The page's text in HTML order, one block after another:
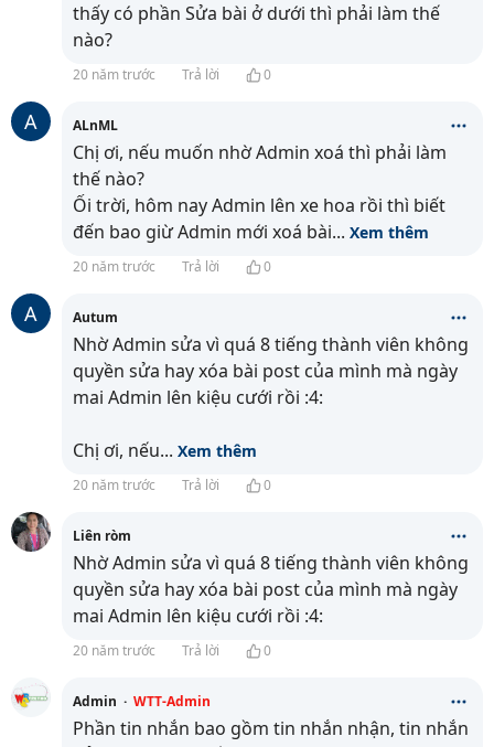
thấy có phần Sửa bài ở dưới thì phải làm thế
nào?
20 năm trước Trả lời 0
A ALnML
Chị ơi, nếu muốn nhờ Admin xoá thì phải làm
thế nào?
Ối trời, hôm nay Admin lên xe hoa rồi thì biết
đến bao giừ Admin mới xoá bài... Xem thêm
20 năm trước Trả lời 0
A Autum
Nhờ Admin sửa vì quá 8 tiếng thành viên không
quyền sửa hay xóa bài post của mình mà ngày
mai Admin lên kiệu cưới rồi :4:
Chị ơi, nếu... Xem thêm
20 năm trước Trả lời 0
Liên ròm
Nhờ Admin sửa vì quá 8 tiếng thành viên không
quyền sửa hay xóa bài post của mình mà ngày
mai Admin lên kiệu cưới rồi :4:
20 năm trước Trả lời 0
Admin · WTT-Admin
Phần tin nhắn bao gồm tin nhắn nhận, tin nhắn